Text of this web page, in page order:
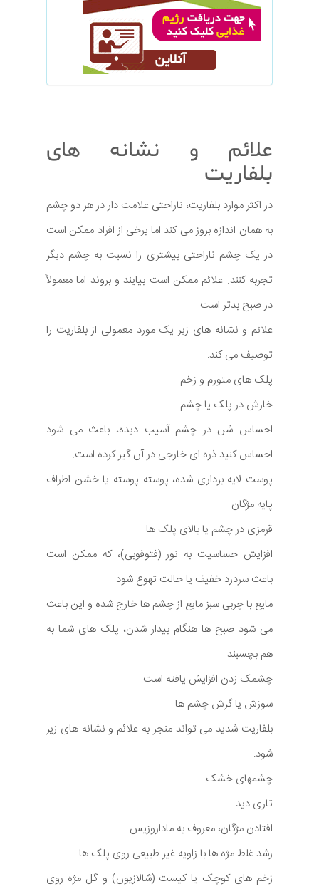
علائم و نشانه های
بلفاریت
در اکثر موارد بلفاریت، ناراحتی علامت دار در هر دو چشم
به همان اندازه بروز می کند اما برخی از افراد ممکن است
در یک چشم ناراحتی بیشتری را نسبت به چشم دیگر
تجربه کنند. علائم ممکن است بیایند و بروند اما معمولاً
در صبح بدتر است.
علائم و نشانه های زیر یک مورد معمولی از بلفاریت را
توصیف می کند:
پلک های متورم و زخم
خارش در پلک یا چشم
احساس شن در چشم آسیب دیده، باعث می شود
احساس کنید ذره ای خارجی در آن گیر کرده است.
پوست لایه برداری شده، پوسته پوسته یا خشن اطراف
پایه مژگان
قرمزی در چشم یا بالای پلک ها
افزایش حساسیت به نور (فتوفوبی)، که ممکن است
باعث سردرد خفیف یا حالت تهوع شود
مایع با چربی سبز مایع از چشم ها خارج شده و این باعث
می شود صبح ها هنگام بیدار شدن، پلک های شما به
هم بچسبند.
چشمک زدن افزایش یافته است
سوزش یا گزش چشم ها
بلفاریت شدید می تواند منجر به علائم و نشانه های زیر
شود:
چشمهای خشک
تاری دید
افتادن مژگان، معروف به ماداروزیس
رشد غلط مژه ها با زاویه غیر طبیعی روی پلک ها
زخم های کوچک یا کیست (شالازیون) و گل مژه روی